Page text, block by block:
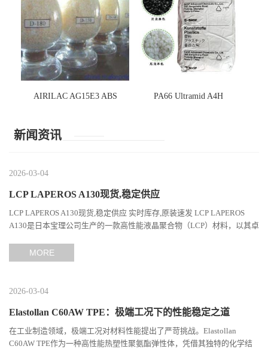
AIRILAC AG15E3 ABS PA66 Ultramid A4H
新闻资讯
2026-03-04
LCP LAPEROS A130现货,稳定供应
LCP LAPEROS A130现货,稳定供应 实时库存,原装速发 LCP LAPEROS
A130是日本宝理公司生产的一款高性能液晶聚合物（LCP）材料，以其卓
MORE
2026-03-04
Elastollan C60AW TPE：极端工况下的性能稳定之道
在工业制造领域，极端工况对材料性能提出了严苛挑战。Elastollan
C60AW TPE作为一种高性能热塑性聚氨酯弹性体，凭借其独特的化学结